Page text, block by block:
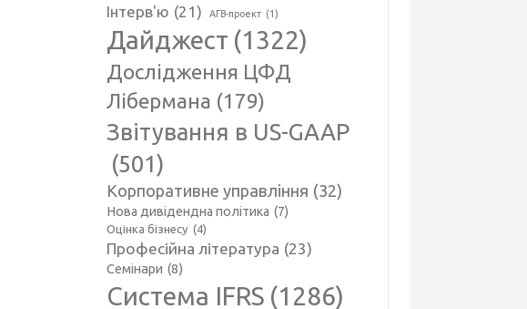
Інтерв'ю (21) АГВ-проект (1)
Дайджест (1322)
Дослідження ЦФД
Лібермана (179)
Звітування в US-GAAP
(501)
Корпоративне управління (32)
Нова дивідендна політика (7)
Оцінка бізнесу (4)
Професійна література (23)
Семінари (8)
Система IFRS (1286)